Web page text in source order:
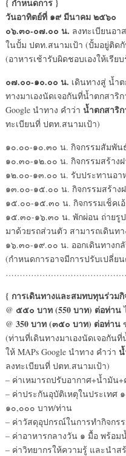
{ กำหนดการ }
วันอาทิตย์ที่ ๑๙ มีนาคม ๒๕๖๐
๐๖.๓๐-๐๗.๐๐ น. ลงทะเบียนอา
ในปั้ม ปตท.สนามเป้า (ปั้มอยู่ติด
(อาหารเช้ารับผิดชอบเองให้เรียบ
๐๗.๐๐-๑๐.๐๐ น. เดินทางสู่ น้ำ
ทางมาเองนัดเจอกันที่น้ำตกสาริ
Google นำทาง คำว่า น้ำตกสาริก
ทะเบียนที่ ปตท.สนามเป้า)
๑๐.๐๐-๑๐.๓๐ น. กิจกรรมสัมพั
๑๐.๓๐-๑๒.๐๐ น. กิจกรรมสร้าง
๑๒.๐๐-๑๓.๐๐ น. รับประทานอา
๑๓.๐๐-๑๕.๐๐ น. กิจกรรมสร้าง
๑๕.๐๐-๑๕.๓๐ น. กิจกรรมเช็คเ
๑๕.๓๐-๑๖.๓๐ น. พักผ่อน ถ่ายรูป
มาด้วยรถส่วนตัว สามารถเดินท
๑๖.๓๐-๑๙.๐๐ น. ออกเดินทางก
(กำหนดการอาจมีการปรับเปลี่ย
{ การเดินทางและสมทบทุนร่วม
@ ๕๕๐ บาท (550 บาท) ต่อท่าน
@ 350 บาท (๓๕๐ บาท) ต่อท่าน
(ท่านที่เดินทางมาเองนัดเจอกัน
ให้ MAPs Google นำทาง คำว่า น้
ลงทะเบียนที่ ปตท.สนามเป้า)
– ค่าเหมารถปรับอากาศ+น้ำมัน
– ค่าประกันอุบัติเหตุในประเทศ
๑๐,๐๐๐ บาท/ท่าน
– ค่าวัสดุอุปกรณ์ในการทำกิจกร
– ค่าอาหารกลางวัน ๑ มื้อ พร้อม
– ค่าวิทยากรให้ความรู้ และนำส